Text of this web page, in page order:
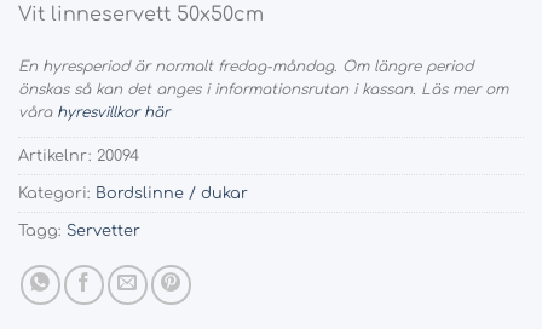
Vit linneservett 50x50cm
En hyresperiod är normalt fredag-måndag. Om längre period
önskas så kan det anges i informationsrutan i kassan. Läs mer om
våra hyresvillkor här
Artikelnr: 20094
Kategori: Bordslinne / dukar
Tagg: Servetter